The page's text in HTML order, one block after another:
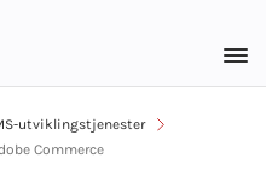
utviklingstjenester
Commerce